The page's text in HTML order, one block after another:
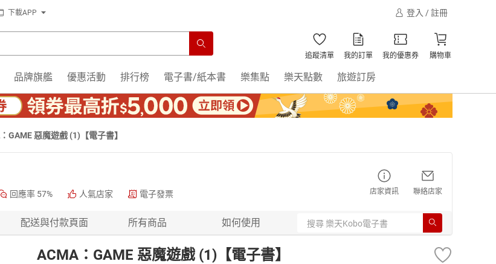
下載APP 登入 / 註冊
追蹤清單 我的訂單 我的優惠券 購物車
品牌旗艦 優惠活動 排行榜 電子書/紙本書 樂集點 樂天點數 旅遊訂房
GAME 惡魔遊戲 (1)【電子書】
回應率 57% 人氣店家 電子發票 店家資訊 聯絡店家
配送與付款頁面 所有商品 如何使用
ACMA：GAME 惡魔遊戲 (1)【電子書】